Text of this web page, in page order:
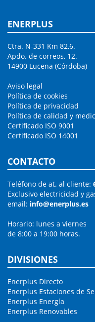
ENERPLUS
Ctra. N-331 Km 82,6.
Apdo. de correos, 12.
14900 Lucena (Córdoba)
Aviso legal
Política de cookies
Política de privacidad
Política de calidad y
Certificado ISO 9001
Certificado ISO 14001
CONTACTO
Teléfono de at. al cliente:
Exclusivo electricidad y
email: info@enerplus.es
Horario: lunes a viernes
de 8:00 a 19:00 horas.
DIVISIONES
Enerplus Directo
Enerplus Estaciones de
Enerplus Energía
Enerplus Renovables